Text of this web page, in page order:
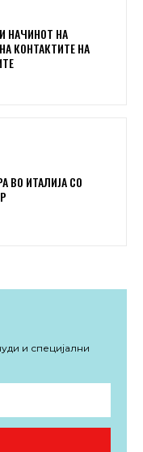
НАЧИНОТ НА
КОНТАКТИТЕ НА
ВО ИТАЛИЈА СО
и специјални